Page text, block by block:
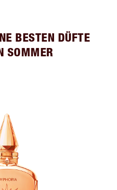
BESTEN DÜFTE
SOMMER